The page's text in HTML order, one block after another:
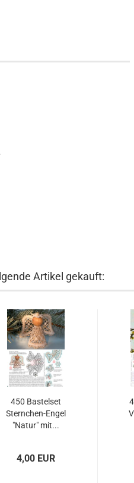
Artikel gekauft:
450 Bastelset
Sternchen-Engel
"Natur" mit...
4,00 EUR